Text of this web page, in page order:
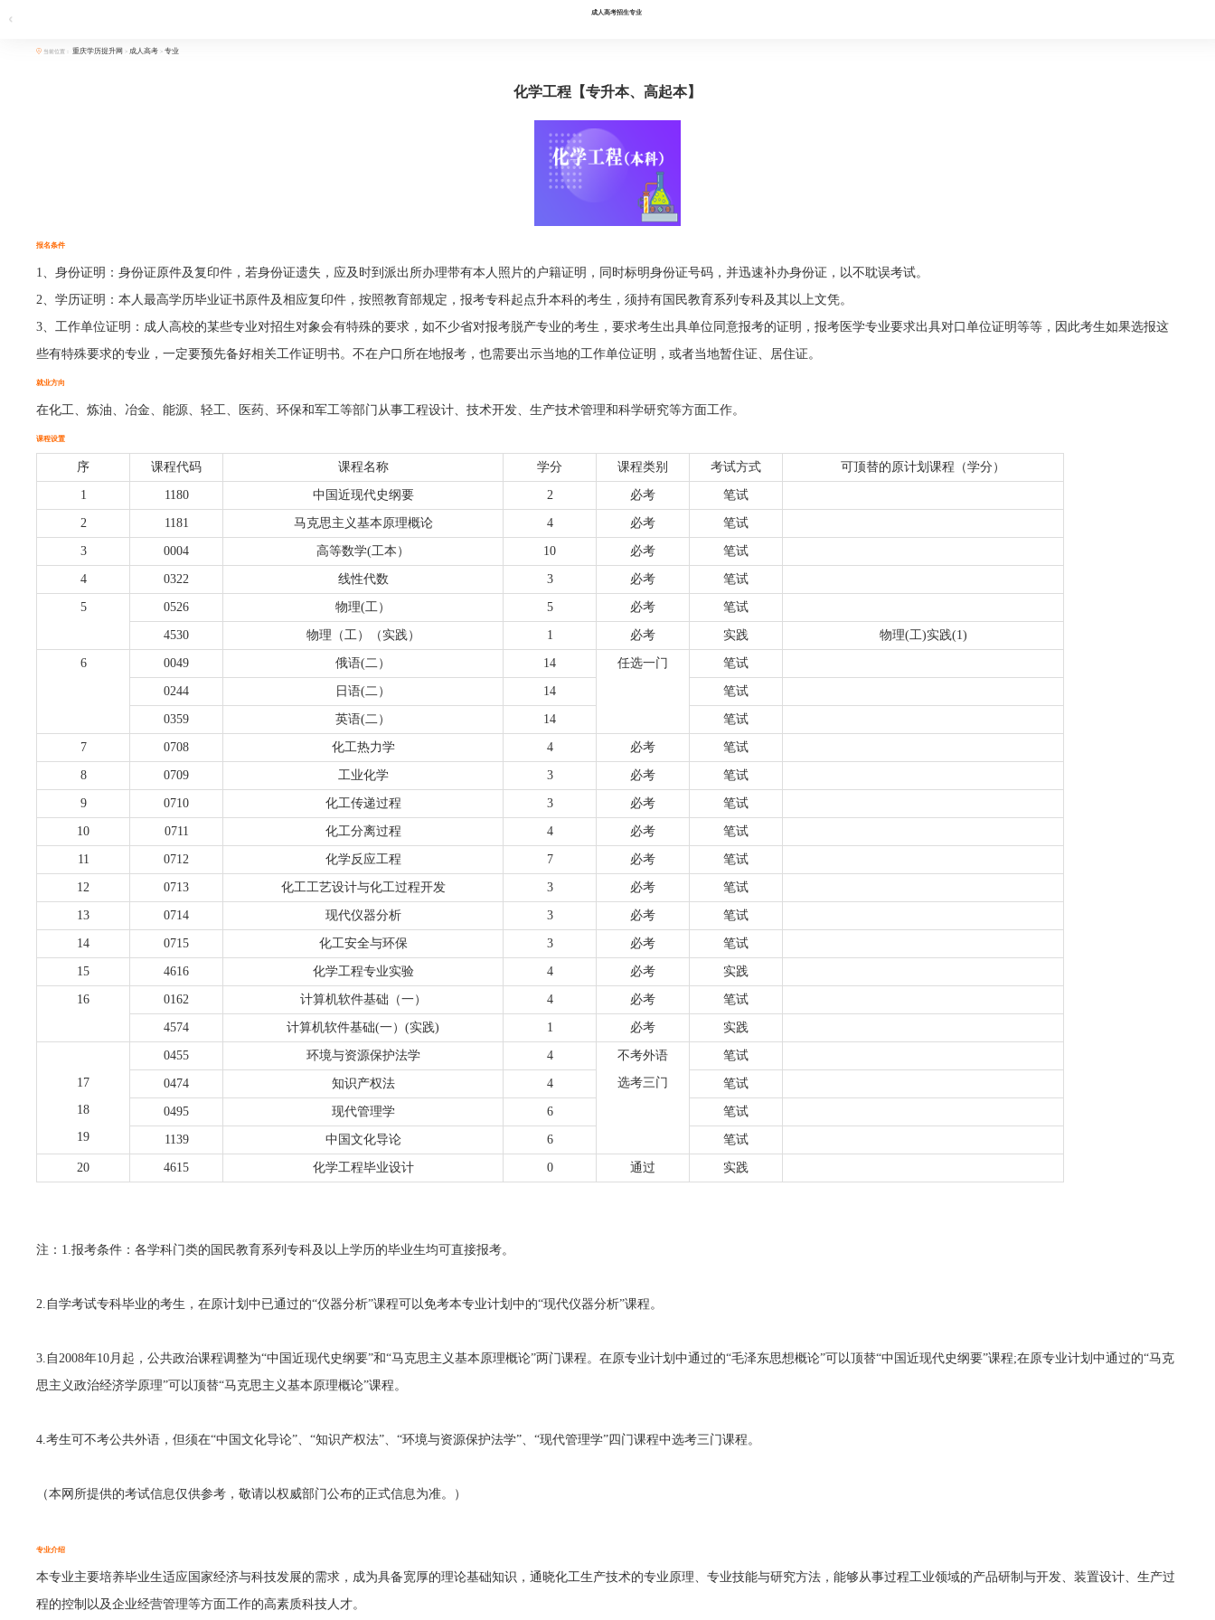
成人高考招生专业
当前位置： 重庆学历提升网 >成人高考 >专业
化学工程【专升本、高起本】
报名条件
1、身份证明：身份证原件及复印件，若身份证遗失，应及时到派出所办理带有本人照片的户籍证明，同时标明身份证号码，并迅速补办身份证，以不耽误考试。
2、学历证明：本人最高学历毕业证书原件及相应复印件，按照教育部规定，报考专科起点升本科的考生，须持有国民教育系列专科及其以上文凭。
3、工作单位证明：成人高校的某些专业对招生对象会有特殊的要求，如不少省对报考脱产专业的考生，要求考生出具单位同意报考的证明，报考医学专业要求出具对口单位证明等等，因此考生如果选报这
些有特殊要求的专业，一定要预先备好相关工作证明书。不在户口所在地报考，也需要出示当地的工作单位证明，或者当地暂住证、居住证。
就业方向
在化工、炼油、冶金、能源、轻工、医药、环保和军工等部门从事工程设计、技术开发、生产技术管理和科学研究等方面工作。
课程设置
序 课程代码 课程名称 学分 课程类别 考试方式 可顶替的原计划课程（学分）
1 1180 中国近现代史纲要 2 必考 笔试
2 1181 马克思主义基本原理概论 4 必考 笔试
3 0004 高等数学(工本） 10 必考 笔试
4 0322 线性代数 3 必考 笔试
5 0526 物理(工） 5 必考 笔试
4530 物理（工）（实践） 1 必考 实践 物理(工)实践(1)
6 0049 俄语(二） 14 任选一门 笔试
0244 日语(二） 14 笔试
0359 英语(二） 14 笔试
7 0708 化工热力学 4 必考 笔试
8 0709 工业化学 3 必考 笔试
9 0710 化工传递过程 3 必考 笔试
10 0711 化工分离过程 4 必考 笔试
11 0712 化学反应工程 7 必考 笔试
12 0713 化工工艺设计与化工过程开发 3 必考 笔试
13 0714 现代仪器分析 3 必考 笔试
14 0715 化工安全与环保 3 必考 笔试
15 4616 化学工程专业实验 4 必考 实践
16 0162 计算机软件基础（一） 4 必考 笔试
4574 计算机软件基础(一）(实践) 1 必考 实践
17
18
19
0455 环境与资源保护法学 4
不考外语
选考三门
笔试
0474 知识产权法 4 笔试
0495 现代管理学 6 笔试
1139 中国文化导论 6 笔试
20 4615 化学工程毕业设计 0 通过 实践
注：1.报考条件：各学科门类的国民教育系列专科及以上学历的毕业生均可直接报考。
2.自学考试专科毕业的考生，在原计划中已通过的“仪器分析”课程可以免考本专业计划中的“现代仪器分析”课程。
3.自2008年10月起，公共政治课程调整为“中国近现代史纲要”和“马克思主义基本原理概论”两门课程。在原专业计划中通过的“毛泽东思想概论”可以顶替“中国近现代史纲要”课程;在原专业计划中通过的“马克
思主义政治经济学原理”可以顶替“马克思主义基本原理概论”课程。
4.考生可不考公共外语，但须在“中国文化导论”、“知识产权法”、“环境与资源保护法学”、“现代管理学”四门课程中选考三门课程。
（本网所提供的考试信息仅供参考，敬请以权威部门公布的正式信息为准。）
专业介绍
本专业主要培养毕业生适应国家经济与科技发展的需求，成为具备宽厚的理论基础知识，通晓化工生产技术的专业原理、专业技能与研究方法，能够从事过程工业领域的产品研制与开发、装置设计、生产过
程的控制以及企业经营管理等方面工作的高素质科技人才。